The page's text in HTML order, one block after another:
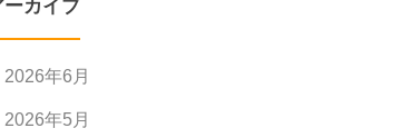
ーカイブ
2026年6月
2026年5月